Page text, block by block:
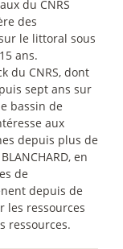
du CNRS
des
le littoral sous
ans.
du CNRS, dont
sept ans sur
bassin de
aux
depuis plus de
en
de
depuis de
les ressources
ressources.